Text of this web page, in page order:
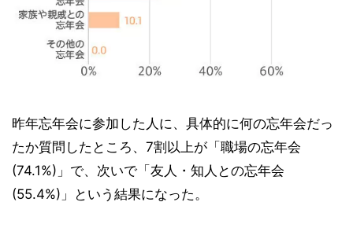
昨年忘年会に参加した人に、具体的に何の忘年会だっ
たか質問したところ、7割以上が「職場の忘年会
(74.1%)」で、次いで「友人・知人との忘年会
(55.4%)」という結果になった。